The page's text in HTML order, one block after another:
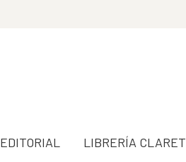
EDITORIAL LIBRERÍA CLARET